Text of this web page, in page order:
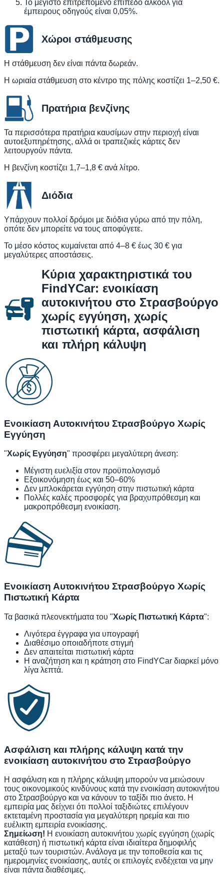
Το μέγιστο επιτρεπόμενο επίπεδο αλκοόλ για
έμπειρους οδηγούς είναι 0,05%.
Χώροι στάθμευσης
Η στάθμευση δεν είναι πάντα δωρεάν.
Η ωριαία στάθμευση στο κέντρο της πόλης κοστίζει 1–2,50 €.
Πρατήρια βενζίνης
Τα περισσότερα πρατήρια καυσίμων στην περιοχή είναι
αυτοεξυπηρέτησης, αλλά οι τραπεζικές κάρτες δεν
λειτουργούν πάντα.
Η βενζίνη κοστίζει 1,7–1,8 € ανά λίτρο.
Διόδια
Υπάρχουν πολλοί δρόμοι με διόδια γύρω από την πόλη,
οπότε δεν μπορείτε να τους αποφύγετε.
Το μέσο κόστος κυμαίνεται από 4–8 € έως 30 € για
μεγαλύτερες αποστάσεις.
Κύρια χαρακτηριστικά του
FindYCar: ενοικίαση
αυτοκινήτου στο Στρασβούργο
χωρίς εγγύηση, χωρίς
πιστωτική κάρτα, ασφάλιση
και πλήρη κάλυψη
Ενοικίαση Αυτοκινήτου Στρασβούργο Χωρίς
Εγγύηση
"Χωρίς Εγγύηση" προσφέρει μεγαλύτερη άνεση:
Μέγιστη ευελιξία στον προϋπολογισμό
Εξοικονόμηση έως και 50–60%
Δεν μπλοκάρεται εγγύηση στην πιστωτική κάρτα
Πολλές καλές προσφορές για βραχυπρόθεσμη και
μακροπρόθεσμη ενοικίαση.
Ενοικίαση Αυτοκινήτου Στρασβούργο Χωρίς
Πιστωτική Κάρτα
Τα βασικά πλεονεκτήματα του "Χωρίς Πιστωτική Κάρτα":
Λιγότερα έγγραφα για υπογραφή
Διαθέσιμο οποιαδήποτε στιγμή
Δεν απαιτείται πιστωτική κάρτα
Η αναζήτηση και η κράτηση στο FindYCar διαρκεί μόνο
λίγα λεπτά.
Ασφάλιση και πλήρης κάλυψη κατά την
ενοικίαση αυτοκινήτου στο Στρασβούργο
Η ασφάλιση και η πλήρης κάλυψη μπορούν να μειώσουν
τους οικονομικούς κινδύνους κατά την ενοικίαση αυτοκινήτου
στο Στρασβούργο και να κάνουν το ταξίδι πιο άνετο. Η
εμπειρία μας δείχνει ότι πολλοί ταξιδιώτες επιλέγουν
εκτεταμένη προστασία για μεγαλύτερη ηρεμία και πιο
ευέλικτη εμπειρία ενοικίασης.
Σημείωση! Η ενοικίαση αυτοκινήτου χωρίς εγγύηση (χωρίς
κατάθεση) ή πιστωτική κάρτα είναι ιδιαίτερα δημοφιλής
μεταξύ των τουριστών. Ανάλογα με την τοποθεσία και τις
ημερομηνίες ενοικίασης, αυτές οι επιλογές ενδέχεται να μην
είναι πάντα διαθέσιμες.